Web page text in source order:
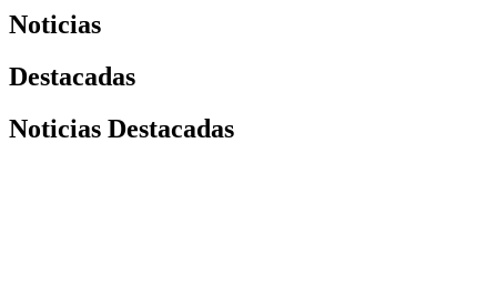
Noticias
Destacadas
Noticias Destacadas